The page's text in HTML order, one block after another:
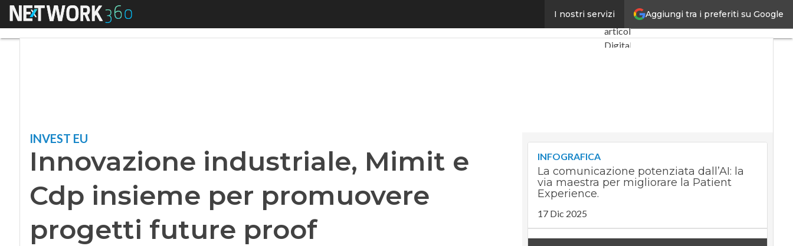
Aggiungi tra i preferiti su Google
I nostri servizi
Menu Innovazione industriale, Mimit e Cdp insieme per promuovere progetti future proofUltimi
articoli
Digital
Digitale
economy
Intelligenza
Le
INVEST EU
Innovazione industriale, Mimit e
Cdp insieme per promuovere
progetti future proof
INFOGRAFICA
La comunicazione potenziata dall’AI: la
via maestra per migliorare la Patient
Experience.
17 Dic 2025